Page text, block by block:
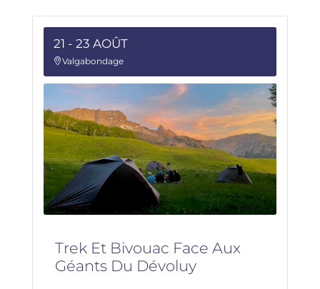
21 - 23 AOÛT
Valgabondage
Trek Et Bivouac Face Aux
Géants Du Dévoluy